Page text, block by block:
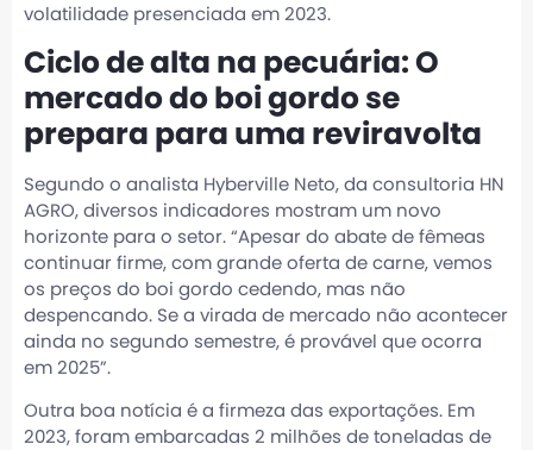
volatilidade presenciada em 2023.
Ciclo de alta na pecuária: O
mercado do boi gordo se
prepara para uma reviravolta
Segundo o analista Hyberville Neto, da consultoria HN
AGRO, diversos indicadores mostram um novo
horizonte para o setor. “Apesar do abate de fêmeas
continuar firme, com grande oferta de carne, vemos
os preços do boi gordo cedendo, mas não
despencando. Se a virada de mercado não acontecer
ainda no segundo semestre, é provável que ocorra
em 2025”.
Outra boa notícia é a firmeza das exportações. Em
2023, foram embarcadas 2 milhões de toneladas de